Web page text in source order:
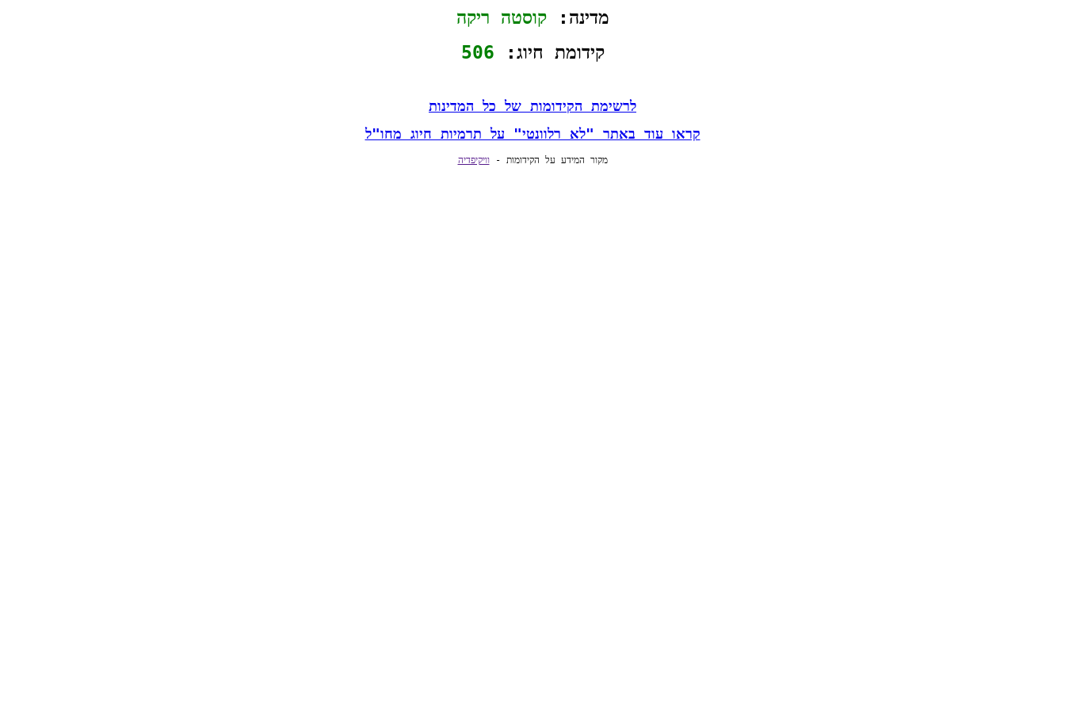
מדינה: קוסטה ריקה
קידומת חיוג: 506
לרשימת הקידומות של כל המדינות
קראו עוד באתר "לא רלוונטי" על תרמיות חיוג מחו"ל
מקור המידע על הקידומות - וויקיפדיה